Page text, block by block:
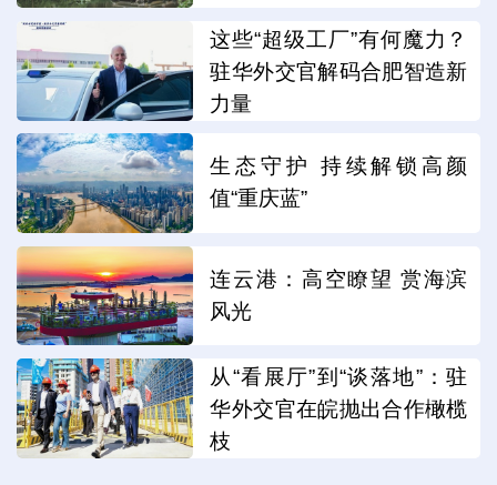
这些“超级工厂”有何魔力？
驻华外交官解码合肥智造新
力量
生态守护 持续解锁高颜
值“重庆蓝”
连云港：高空瞭望 赏海滨
风光
从“看展厅”到“谈落地”：驻
华外交官在皖抛出合作橄榄
枝